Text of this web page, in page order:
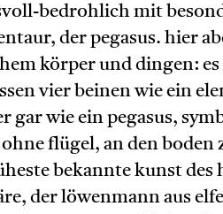
bedrohlich mit
der pegasus. hier
körper und dingen: es
vier beinen wie ein
gar wie ein pegasus,
flügel, an den boden
bekannte kunst des
der löwenmann aus